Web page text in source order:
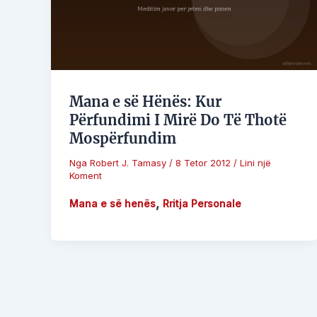
Mana e së Hënës: Kur
Përfundimi I Mirë Do Të Thotë
Mospërfundim
Nga Robert J. Tamasy / 8 Tetor 2012 / Lini një
Koment
Mana e së henës, Rritja Personale